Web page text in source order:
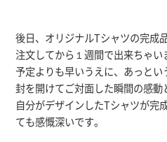
後日、オリジナルTシャツの完成
注文してから１週間で出来ちゃい
予定よりも早いうえに、あっとい
封を開けてご対面した瞬間の感動
自分がデザインしたTシャツが完
ても感慨深いです。